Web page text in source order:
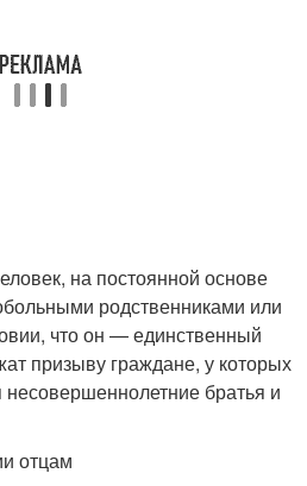
на постоянной основе
родственниками или
что он — единственный
призыву граждане, у которых
несовершеннолетние братья и
отцам